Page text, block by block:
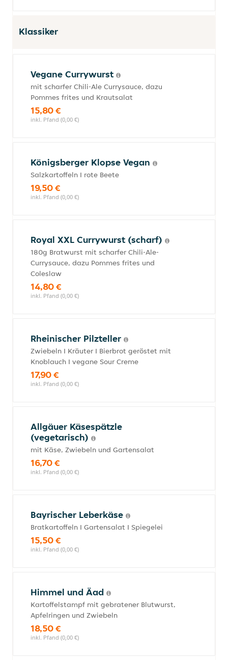
Klassiker
Vegane Currywurst
mit scharfer Chili-Ale Currysauce, dazu
Pommes frites und Krautsalat
15,80 €
inkl. Pfand (0,00 €)
Königsberger Klopse Vegan
Salzkartoffeln I rote Beete
19,50 €
inkl. Pfand (0,00 €)
Royal XXL Currywurst (scharf)
180g Bratwurst mit scharfer Chili-Ale-
Currysauce, dazu Pommes frites und
Coleslaw
14,80 €
inkl. Pfand (0,00 €)
Rheinischer Pilzteller
Zwiebeln I Kräuter I Bierbrot geröstet mit
Knoblauch I vegane Sour Creme
17,90 €
inkl. Pfand (0,00 €)
Allgäuer Käsespätzle
(vegetarisch)
mit Käse, Zwiebeln und Gartensalat
16,70 €
inkl. Pfand (0,00 €)
Bayrischer Leberkäse
Bratkartoffeln I Gartensalat I Spiegelei
15,50 €
inkl. Pfand (0,00 €)
Himmel und Äad
Kartoffelstampf mit gebratener Blutwurst,
Apfelringen und Zwiebeln
18,50 €
inkl. Pfand (0,00 €)